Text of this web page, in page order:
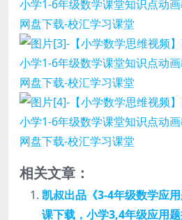
相关文章：
凯叔出品《3-4年级数学应
课下载，小学3,4年级应用